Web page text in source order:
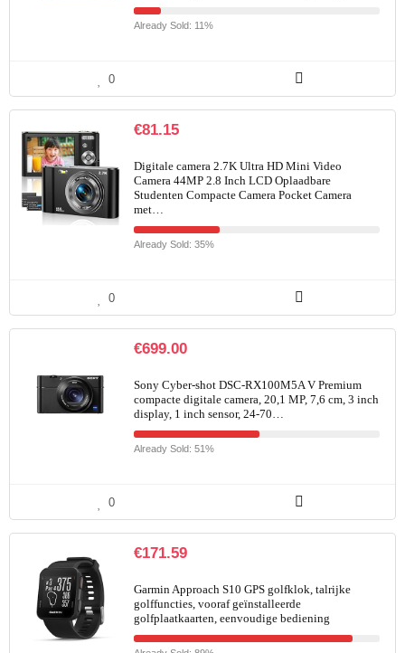
Already Sold: 11%
0
€81.15
Digitale camera 2.7K Ultra HD Mini Video
Camera 44MP 2.8 Inch LCD Oplaadbare
Studenten Compacte Camera Pocket Camera
met…
Already Sold: 35%
0
€699.00
Sony Cyber-shot DSC-RX100M5A V Premium
compacte digitale camera, 20,1 MP, 7,6 cm, 3 inch
display, 1 inch sensor, 24-70…
Already Sold: 51%
0
€171.59
Garmin Approach S10 GPS golfklok, talrijke
golffuncties, vooraf geïnstalleerde
golfplaatkaarten, eenvoudige bediening